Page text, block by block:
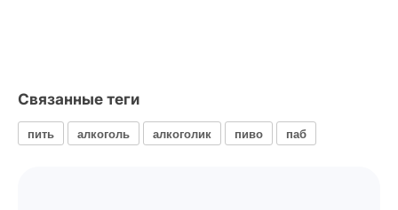
Связанные теги
пить алкоголь алкоголик пиво паб